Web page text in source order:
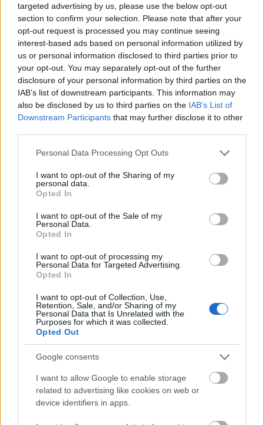
targeted advertising by us, please use the below opt-out
section to confirm your selection. Please note that after your
opt-out request is processed you may continue seeing
interest-based ads based on personal information utilized by
us or personal information disclosed to third parties prior to
your opt-out. You may separately opt-out of the further
disclosure of your personal information by third parties on the
IAB’s list of downstream participants. This information may
also be disclosed by us to third parties on the IAB’s List of
Downstream Participants that may further disclose it to other
Please note that this website/app uses one or more Google
not limited to your visit or usage behaviour. You may click to
grant or deny consent to Google and its third-party tags to
use your data for below specified purposes in below Google
consent section.
Personal Data Processing Opt Outs
I want to opt-out of the Sharing of my
personal data.
Opted In
I want to opt-out of the Sale of my
Personal Data.
Opted In
I want to opt-out of processing my
Personal Data for Targeted Advertising.
Opted In
I want to opt-out of Collection, Use,
Retention, Sale, and/or Sharing of my
Personal Data that Is Unrelated with the
Purposes for which it was collected.
Opted Out
Google consents
I want to allow Google to enable storage
related to advertising like cookies on web or
device identifiers in apps.
Ακολουθήστε τοinsider.gr στο Google News
και μάθετε
πρώτοι όλες τις